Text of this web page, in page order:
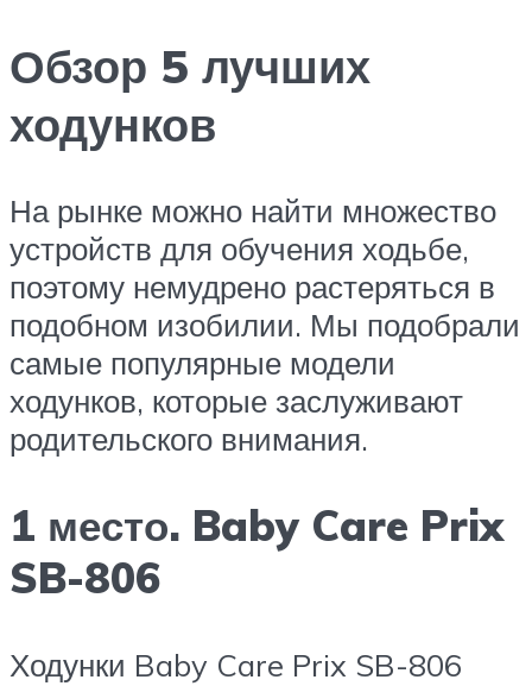
Обзор 5 лучших
ходунков
На рынке можно найти множество
устройств для обучения ходьбе,
поэтому немудрено растеряться в
подобном изобилии. Мы подобрали
самые популярные модели
ходунков, которые заслуживают
родительского внимания.
1 место. Baby Care Prix
SB-806
Ходунки Baby Care Prix SB-806